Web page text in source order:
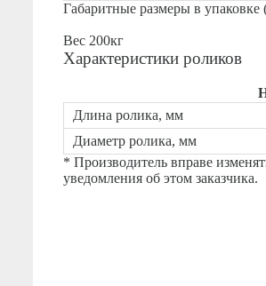
Габаритные размеры в упаковке
Вес 200кг
Характеристики роликов
Длина ролика, мм
Диаметр ролика, мм
* Производитель вправе
уведомления об этом заказчика.